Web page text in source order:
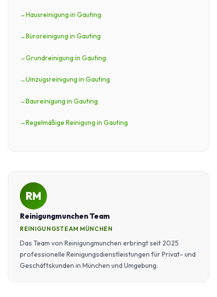
Hausreinigung in Gauting
Büroreinigung in Gauting
Grundreinigung in Gauting
Umzugsreinigung in Gauting
Baureinigung in Gauting
Regelmäßige Reinigung in Gauting
RM
Reinigungmunchen Team
REINIGUNGSTEAM MÜNCHEN
Das Team von Reinigungmunchen erbringt seit 2025
professionelle Reinigungsdienstleistungen für Privat- und
Geschäftskunden in München und Umgebung.